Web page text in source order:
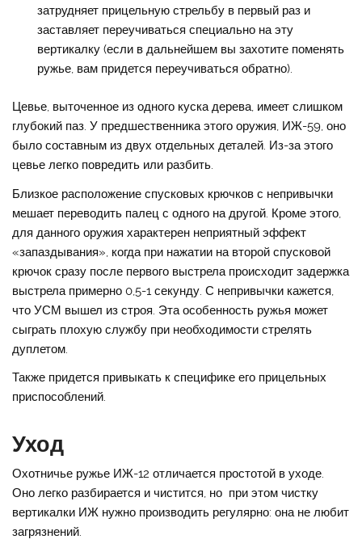
затрудняет прицельную стрельбу в первый раз и
заставляет переучиваться специально на эту
вертикалку (если в дальнейшем вы захотите поменять
ружье, вам придется переучиваться обратно).
Цевье, выточенное из одного куска дерева, имеет слишком
глубокий паз. У предшественника этого оружия, ИЖ-59, оно
было составным из двух отдельных деталей. Из-за этого
цевье легко повредить или разбить.
Близкое расположение спусковых крючков с непривычки
мешает переводить палец с одного на другой. Кроме этого,
для данного оружия характерен неприятный эффект
«запаздывания», когда при нажатии на второй спусковой
крючок сразу после первого выстрела происходит задержка
выстрела примерно 0,5-1 секунду. С непривычки кажется,
что УСМ вышел из строя. Эта особенность ружья может
сыграть плохую службу при необходимости стрелять
дуплетом.
Также придется привыкать к специфике его прицельных
приспособлений.
Уход
Охотничье ружье ИЖ-12 отличается простотой в уходе.
Оно легко разбирается и чистится, но при этом чистку
вертикалки ИЖ нужно производить регулярно: она не любит
загрязнений.